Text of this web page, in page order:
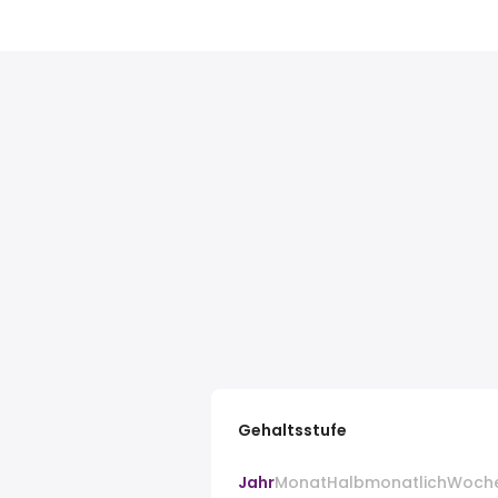
Gehaltsstufe
JahrMonatHalbmonatlich